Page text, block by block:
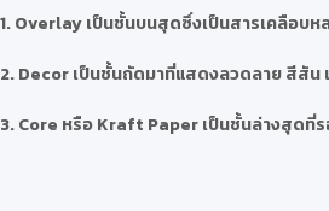
1. Overlay เป็นชั้นบนสุดซึ่งเป็นสารเคลือบ
2. Decor เป็นชั้นถัดมาที่แสดงลวดลาย สีสัน
3. Core หรือ Kraft Paper เป็นชั้นล่างสุดที่ร